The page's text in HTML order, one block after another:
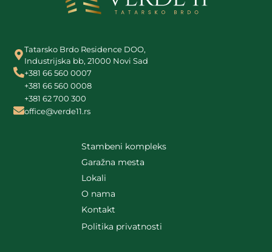
Tatarsko Brdo Residence DOO,
Industrijska bb, 21000 Novi Sad
+381 66 560 0007
+381 66 560 0008
+381 62 700 300
office@verde11.rs
Stambeni kompleks
Garažna mesta
Lokali
O nama
Kontakt
Politika privatnosti